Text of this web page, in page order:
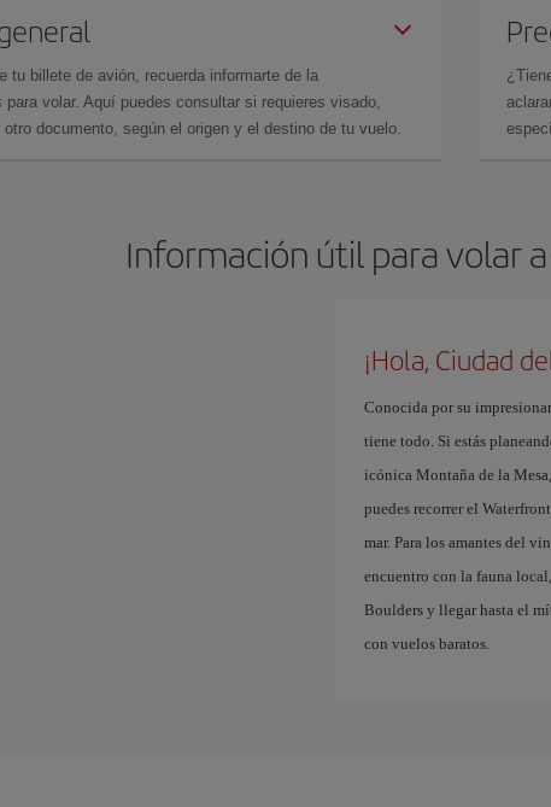
tu billete de avión, recuerda informarte de la
volar. Aquí puedes consultar si requieres visado,
documento, según el origen y el destino de tu vuelo.
Información útil para volar
¡Hola, Ciudad
Conocida por su
tiene todo. Si estás
icónica Montaña de la
puedes recorrer el
mar. Para los amantes del
encuentro con la fauna
Boulders y llegar hasta el
con vuelos baratos.